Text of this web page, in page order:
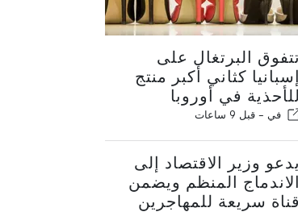
تتفوق البرتغال على
إسبانيا كثاني أكبر منتج
للأحذية في أوروبا
في - قبل 9 ساعات
يدعو وزير الاقتصاد إلى
الاندماج المنظم ويضمن
قناة سريعة للمهاجرين